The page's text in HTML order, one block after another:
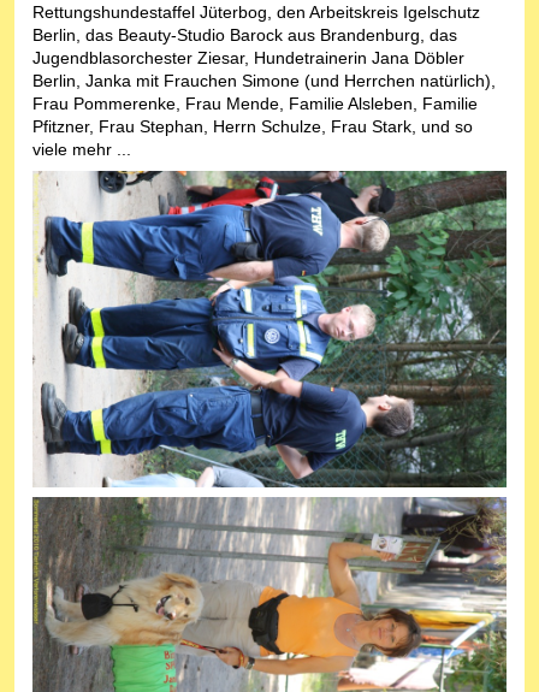
Rettungshundestaffel Jüterbog, den Arbeitskreis Igelschutz
Berlin, das Beauty-Studio Barock aus Brandenburg, das
Jugendblasorchester Ziesar, Hundetrainerin Jana Döbler
Berlin, Janka mit Frauchen Simone (und Herrchen natürlich),
Frau Pommerenke, Frau Mende, Familie Alsleben, Familie
Pfitzner, Frau Stephan, Herrn Schulze, Frau Stark, und so
viele mehr ...